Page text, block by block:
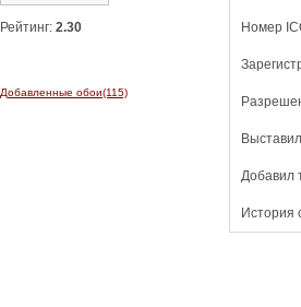
Рейтинг: 2.30
Добавленные обои(115)
Номер
Добавил
История